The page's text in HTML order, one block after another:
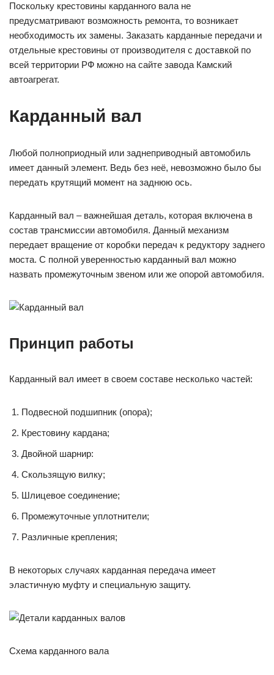
Поскольку крестовины карданного вала не
предусматривают возможность ремонта, то возникает
необходимость их замены. Заказать карданные передачи и
отдельные крестовины от производителя с доставкой по
всей территории РФ можно на сайте завода Камский
автоагрегат.
Карданный вал
Любой полноприодный или заднеприводный автомобиль
имеет данный элемент. Ведь без неё, невозможно было бы
передать крутящий момент на заднюю ось.
Карданный вал – важнейшая деталь, которая включена в
состав трансмиссии автомобиля. Данный механизм
передает вращение от коробки передач к редуктору заднего
моста. С полной уверенностью карданный вал можно
назвать промежуточным звеном или же опорой автомобиля.
Принцип работы
Карданный вал имеет в своем составе несколько частей:
Подвесной подшипник (опора);
Крестовину кардана;
Двойной шарнир:
Скользящую вилку;
Шлицевое соединение;
Промежуточные уплотнители;
Различные крепления;
В некоторых случаях карданная передача имеет
эластичную муфту и специальную защиту.
Схема карданного вала